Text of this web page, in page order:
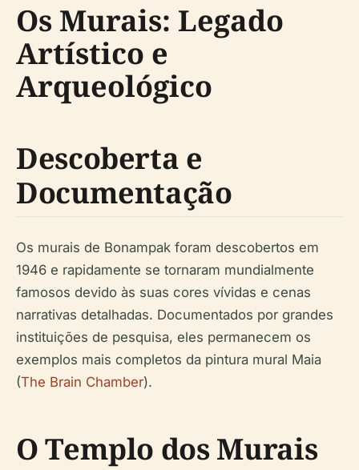
Os Murais: Legado
Artístico e
Arqueológico
Descoberta e
Documentação
Os murais de Bonampak foram descobertos em
1946 e rapidamente se tornaram mundialmente
famosos devido às suas cores vívidas e cenas
narrativas detalhadas. Documentados por grandes
instituições de pesquisa, eles permanecem os
exemplos mais completos da pintura mural Maia
(The Brain Chamber).
O Templo dos Murais